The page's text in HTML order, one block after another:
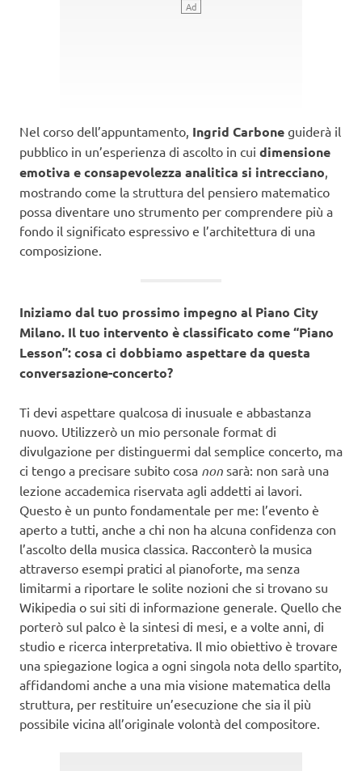
Nel corso dell’appuntamento, Ingrid Carbone guiderà il
pubblico in un’esperienza di ascolto in cui dimensione
emotiva e consapevolezza analitica si intrecciano
mostrando come la struttura del pensiero matematico
possa diventare uno strumento per comprendere più a
fondo il significato espressivo e l’architettura di una
composizione.
Iniziamo dal tuo prossimo impegno al Piano City
Milano. Il tuo intervento è classificato come “Piano
Lesson”: cosa ci dobbiamo aspettare da questa
conversazione-concerto?
Ti devi aspettare qualcosa di inusuale e abbastanza
nuovo. Utilizzerò un mio personale format di
divulgazione per distinguermi dal semplice concerto, ma
ci tengo a precisare subito cosa non sarà: non sarà una
lezione accademica riservata agli addetti ai lavori.
Questo è un punto fondamentale per me: l’evento è
aperto a tutti, anche a chi non ha alcuna confidenza con
l’ascolto della musica classica. Racconterò la musica
attraverso esempi pratici al pianoforte, ma senza
limitarmi a riportare le solite nozioni che si trovano su
Wikipedia o sui siti di informazione generale. Quello che
porterò sul palco è la sintesi di mesi, e a volte anni, di
studio e ricerca interpretativa. Il mio obiettivo è trovare
una spiegazione logica a ogni singola nota dello spartito,
affidandomi anche a una mia visione matematica della
struttura, per restituire un’esecuzione che sia il più
possibile vicina all’originale volontà del compositore.